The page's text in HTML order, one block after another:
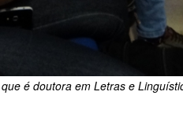
é doutora em Letras e